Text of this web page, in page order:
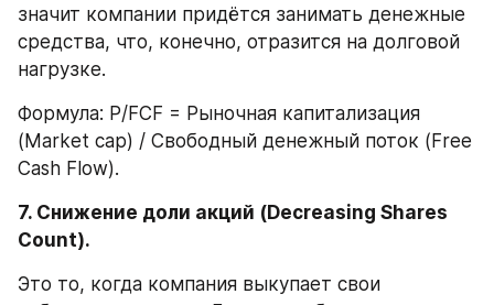
значит компании придётся занимать денежные
средства, что, конечно, отразится на долговой
нагрузке.
Формула: P/FCF = Рыночная капитализация
(Market cap) / Свободный денежный поток (Free
Cash Flow).
7. Снижение доли акций (Decreasing Shares
Count).
Это то, когда компания выкупает свои